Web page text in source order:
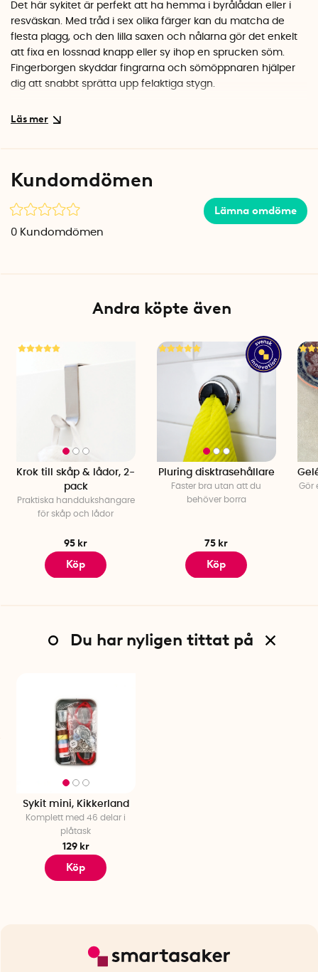
Det här sykitet är perfekt att ha hemma i byrålådan eller i
resväskan. Med tråd i sex olika färger kan du matcha de
flesta plagg, och den lilla saxen och nålarna gör det enkelt
att fixa en lossnad knapp eller sy ihop en sprucken söm.
Fingerborgen skyddar fingrarna och sömöppnaren hjälper
dig att snabbt sprätta upp felaktiga stygn.
Komplett innehåll
säkerhetsnålar i tre storlekar. Allt ryms i en snygg plåtask
skyddar dem på resan.
Specifikationer
Kundomdömen
Lämna omdöme
0 Kundomdömen
Andra köpte även
Krok till skåp & lådor, 2-
pack
Praktiska handdukshängare
för skåp och lådor
95 kr
Köp
Pluring disktrasehållare
Fäster bra utan att du
behöver borra
75 kr
Köp
Gör
Du har nyligen tittat på
Sykit mini, Kikkerland
Komplett med 46 delar i
plåtask
129 kr
Köp